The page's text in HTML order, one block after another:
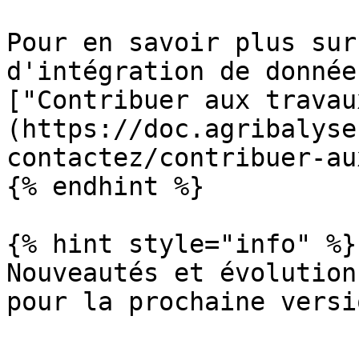
Pour en savoir plus
d'intégration de
["Contribuer aux
(https://
contactez/contribuer-
{% endhint %}
{% hint style="info" %}
Nouveautés et
pour la prochaine